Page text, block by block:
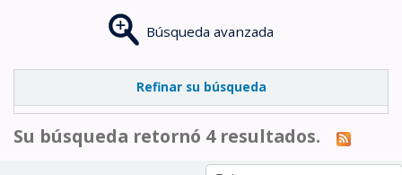
Búsqueda avanzada
Refinar su búsqueda
Su búsqueda retornó 4 resultados.